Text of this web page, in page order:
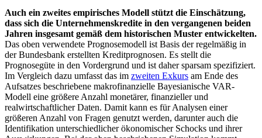
Auch ein zweites empirisches Modell stützt die Einschätzung,
dass sich die Unternehmenskredite in den vergangenen beiden
Jahren insgesamt gemäß dem historischen Muster entwickelten.
Das oben verwendete Prognosemodell ist Basis der regelmäßig in
der Bundesbank erstellten Kreditprognosen. Es stellt die
Prognosegüte in den Vordergrund und ist daher sparsam spezifiziert.
Im Vergleich dazu umfasst das im zweiten Exkurs am Ende des
Aufsatzes beschriebene makrofinanzielle Bayesianische VAR-
Modell eine größere Anzahl monetärer, finanzieller und
realwirtschaftlicher Daten. Damit kann es für Analysen einer
größeren Anzahl von Fragen genutzt werden, darunter auch die
Identifikation unterschiedlicher ökonomischer Schocks und ihrer